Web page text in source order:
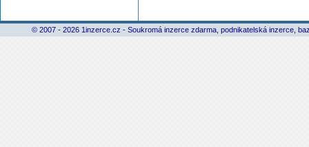
© 2007 - 2026 1inzerce.cz - Soukromá inzerce zdarma, podnikatelská inzerce,